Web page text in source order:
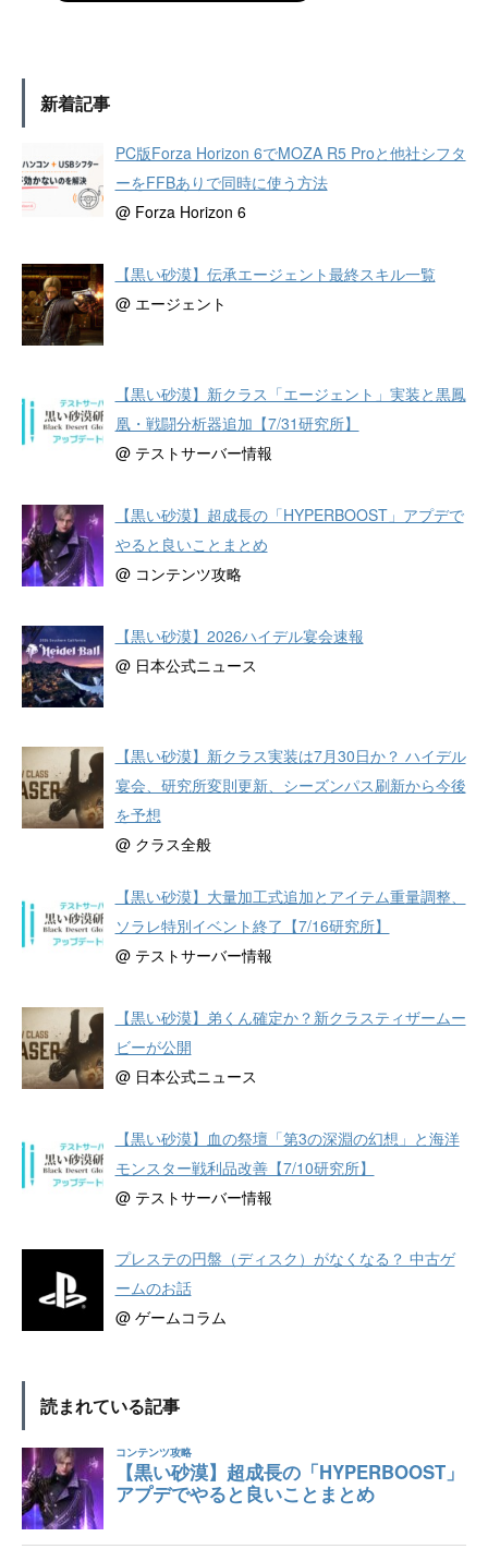
新着記事
PC版Forza Horizon 6でMOZA R5 Proと他社シフタ
ーをFFBありで同時に使う方法
@ Forza Horizon 6
【黒い砂漠】伝承エージェント最終スキル一覧
@ エージェント
【黒い砂漠】新クラス「エージェント」実装と黒鳳
凰・戦闘分析器追加【7/31研究所】
@ テストサーバー情報
【黒い砂漠】超成長の「HYPERBOOST」アプデで
やると良いことまとめ
@ コンテンツ攻略
【黒い砂漠】2026ハイデル宴会速報
@ 日本公式ニュース
【黒い砂漠】新クラス実装は7月30日か？ ハイデル
宴会、研究所変則更新、シーズンパス刷新から今後
を予想
@ クラス全般
【黒い砂漠】大量加工式追加とアイテム重量調整、
ソラレ特別イベント終了【7/16研究所】
@ テストサーバー情報
【黒い砂漠】弟くん確定か？新クラスティザームー
ビーが公開
@ 日本公式ニュース
【黒い砂漠】血の祭壇「第3の深淵の幻想」と海洋
モンスター戦利品改善【7/10研究所】
@ テストサーバー情報
プレステの円盤（ディスク）がなくなる？ 中古ゲ
ームのお話
@ ゲームコラム
読まれている記事